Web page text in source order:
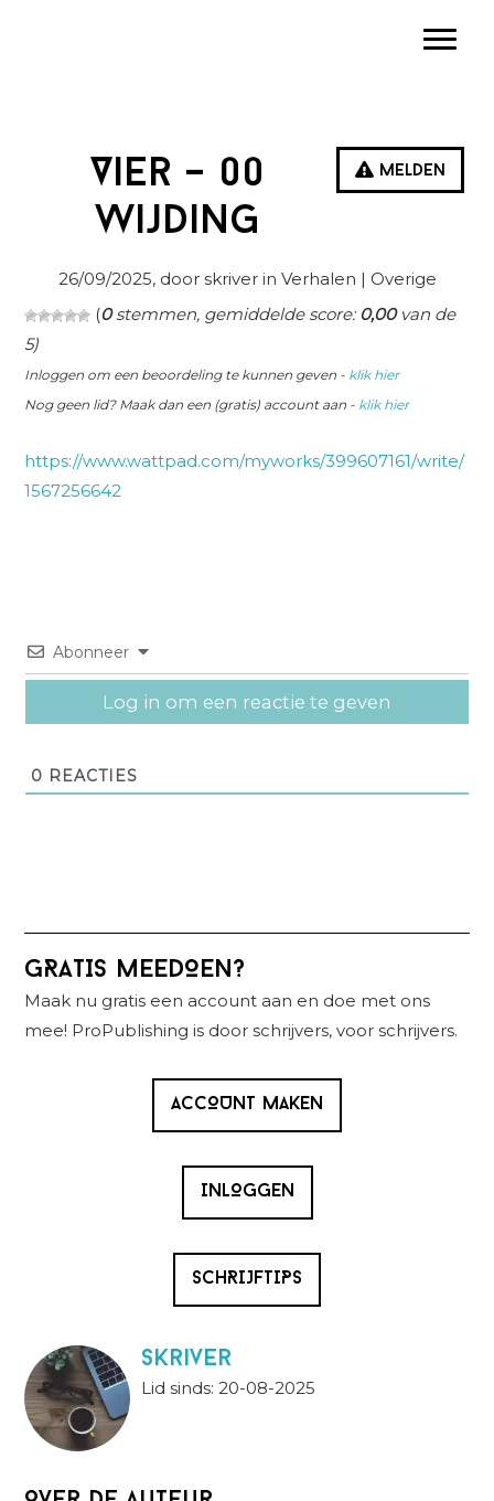
Melden
Vier – 00
Wijding
26/09/2025, door skriver in Verhalen | Overige
(0stemmen, gemiddelde score:0,00van de
5)
Inloggen om een beoordeling te kunnen geven - klik hier
Nog geen lid? Maak dan een (gratis) account aan - klik hier
https://www.wattpad.com/myworks/399607161/write/
1567256642
Abonneer
Log in om een reactie te geven
0 REACTIES
Primaire
Sidebar
GRATIS MEEDOEN?
Maak nu gratis een account aan en doe met ons
mee! ProPublishing is door schrijvers, voor schrijvers.
ACCOUNT MAKEN
INLOGGEN
SCHRIJFTIPS
skriver
Lid sinds: 20-08-2025